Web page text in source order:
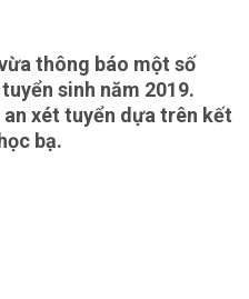
thông báo một số
sinh năm 2019.
xét tuyển dựa trên kết
bạ.